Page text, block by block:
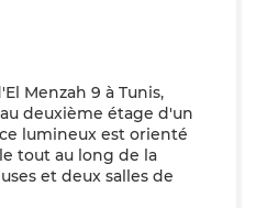
Menzah 9 à Tunis,
deuxième étage d'un
lumineux est orienté
tout au long de la
et deux salles de